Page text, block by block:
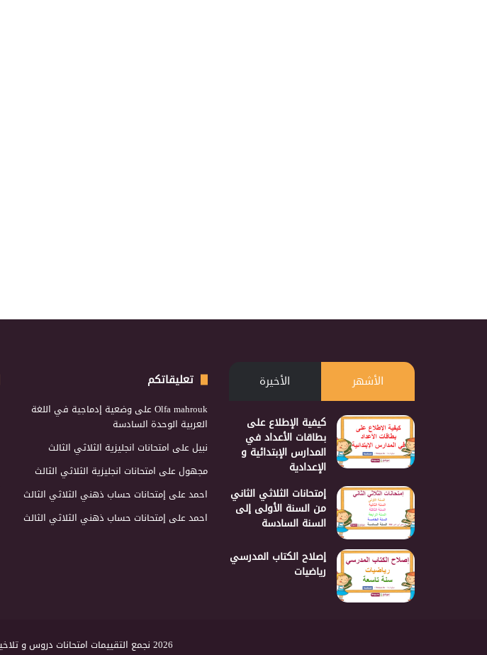
الأشهر الأخيرة
كيفية الإطلاع على
بطاقات الأعداد في
المدارس الإبتدائية و
الإعدادية
إمتحانات الثلاثي الثاني
من السنة الأولى إلى
السنة السادسة
إصلاح الكتاب المدرسي
رياضيات
تعليقاتكم
Olfa mahroukعلىوضعية إدماجية في اللغة
العربية الوحدة السادسة
نبيلعلى امتحانات انجليزية الثلاثي الثالث
مجهولعلى امتحانات انجليزية الثلاثي الثالث
احمدعلى إمتحانات حساب ذهني الثلاثي الثالث
احمدعلى إمتحانات حساب ذهني الثلاثي الثالث
2026 نجمع التقييمات امتحانات دروس و تلاخيص لكل المستويات |